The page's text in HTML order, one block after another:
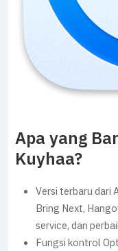
Apa yang
Kuyhaa?
Versi terbaru dari
Bring Next,
service, dan
Fungsi kontrol